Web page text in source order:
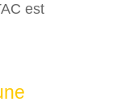
est